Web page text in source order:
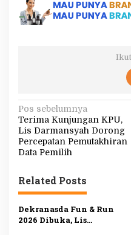
N
a
v
g
a
s
Pos sebelumnya
Terima Kunjungan KPU,
Lis Darmansyah Dorong
Percepatan Pemutakhiran
Data Pemilih
Related Posts
Dekranasda Fun & Run
2026 Dibuka, Lis